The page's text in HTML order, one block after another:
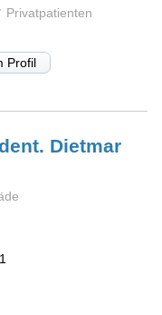
Privatpatienten
Profil
Dietmar